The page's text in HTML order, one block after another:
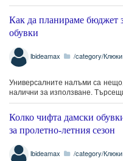
Как да планираме бюджет
обувки
lbideamax /category/Клюки
Универсалните налъми са нещо,
налични за използване.
Колко чифта дамски
за пролетно-летния сезон
lbideamax /category/Клюки